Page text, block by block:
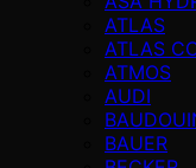
ATLAS
ATLAS
ATMOS
AUDI
BAUER